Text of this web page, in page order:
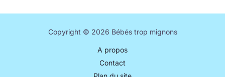
Copyright © 2026 Bébés trop mignons
A propos
Contact